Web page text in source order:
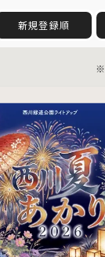
新規登録順
※